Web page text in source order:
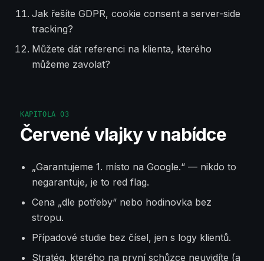
Jak řešíte GDPR, cookie consent a server-side
tracking?
Můžete dát referenci na klienta, kterého
můžeme zavolat?
KAPITOLA03
Červené vlajky v nabídce
„Garantujeme 1. místo na Google.“ — nikdo to
negarantuje, je to red flag.
Cena „dle potřeby“ nebo hodinovka bez
stropu.
Případové studie bez čísel, jen s logy klientů.
Stratég, kterého na první schůzce neuvidíte (a